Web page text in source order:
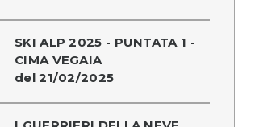
SKI ALP 2025 - PUNTATA 1 -
CIMA VEGAIA
del 21/02/2025